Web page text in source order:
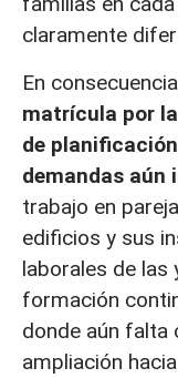
claramente
En
matrícula por
de
demandas aún
trabajo en
edificios y sus
laborales de las
formación
donde aún falta
ampliación